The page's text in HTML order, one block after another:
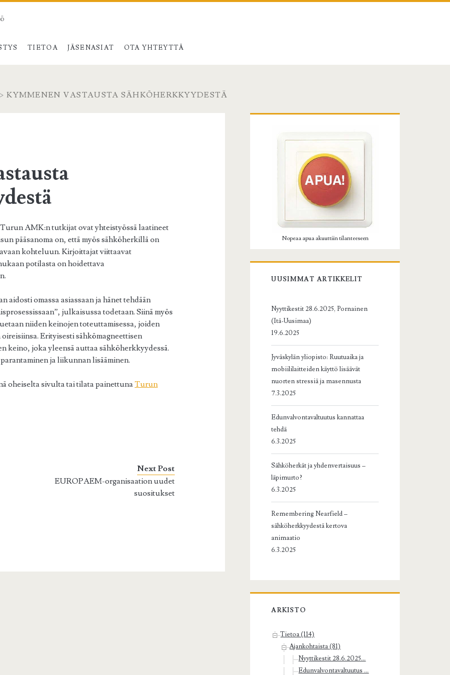
TIETOA JÄSENASIAT OTA YHTEYTTÄ
KYMMENEN VASTAUSTA SÄHKÖHERKKYYDESTÄ
AMK:n tutkijat ovat yhteistyössä laatineet
pääsanoma on, että myös sähköherkillä on
kohteluun. Kirjoittajat viittaavat
potilasta on hoidettava
aidosti omassa asiassaan ja hänet tehdään
julkaisussa todetaan. Siinä myös
niiden keinojen toteuttamisessa, joiden
Erityisesti sähkömagneettisen
keino, joka yleensä auttaa sähköherkkyydessä.
ja liikunnan lisääminen.
oheiselta sivulta tai tilata painettunaTurun
Next Post
EUROPAEM-organisaation uudet
suositukset
sivuvalikko
Nopeaa apua akuuttiin tilanteeseen
UUSIMMAT ARTIKKELIT
Nyyttikestit 28.6.2025, Pornainen
(Itä-Uusimaa)
19.6.2025
Jyväskylän yliopisto: Ruutuaika ja
mobiililaitteiden käyttö lisäävät
nuorten stressiä ja masennusta
7.3.2025
Edunvalvontavaltuutus kannattaa
tehdä
6.3.2025
Sähköherkät ja yhdenvertaisuus –
läpimurto?
6.3.2025
Remembering Nearfield –
sähköherkkyydestä kertova
animaatio
6.3.2025
ARKISTO
Tietoa (114)
Ajankohtaista (81)
Nyyttikestit 28.6.2025...
Edunvalvontavaltuutus ...